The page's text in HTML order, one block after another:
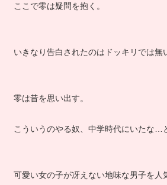
ここで零は疑問を抱く。
いきなり告白されたのはドッキリでは無
零は昔を思い出す。
こういうのやる奴、中学時代にいたな…
可愛い女の子が冴えない地味な男子を人